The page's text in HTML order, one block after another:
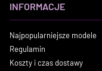
INFORMACJE
Najpopularniejsze modele
Regulamin
Koszty i czas dostawy